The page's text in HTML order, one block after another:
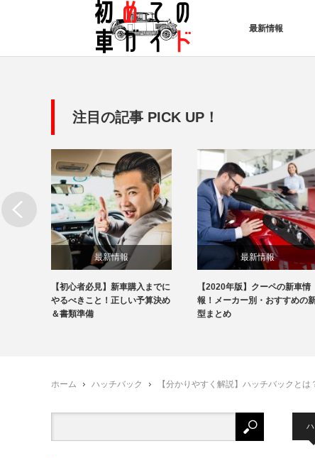
最新情報
注目の記事 PICK UP！
最新情報
【初心者必見】新車購入までに
やるべきこと！正しい予算決め
＆書類準備
最新情報
【2020年版】クーペの新車情
報！メーカー別・おすすめの
型まとめ
ホーム ハッチバック 【分かりやすく解説】ハッチバックと